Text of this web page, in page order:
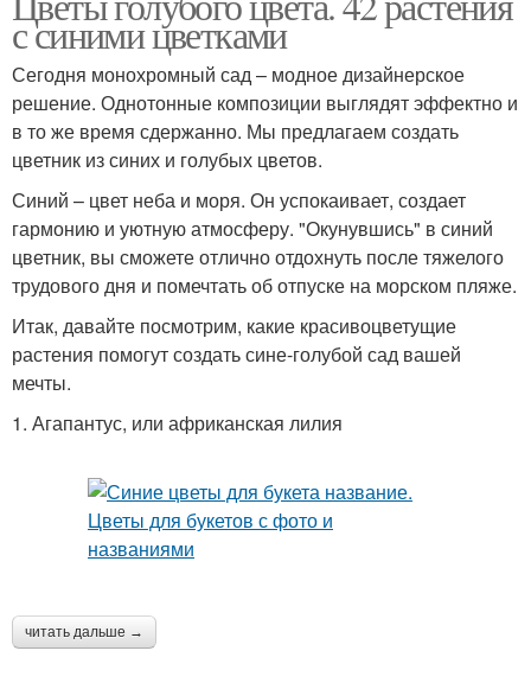
с синими цветками
Сегодня монохромный сад – модное дизайнерское
решение. Однотонные композиции выглядят эффектно и
в то же время сдержанно. Мы предлагаем создать
цветник из синих и голубых цветов.
Синий – цвет неба и моря. Он успокаивает, создает
гармонию и уютную атмосферу. "Окунувшись" в синий
цветник, вы сможете отлично отдохнуть после тяжелого
трудового дня и помечтать об отпуске на морском пляже.
Итак, давайте посмотрим, какие красивоцветущие
растения помогут создать сине-голубой сад вашей
мечты.
1. Агапантус, или африканская лилия
читать дальше →